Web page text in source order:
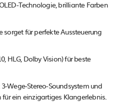
Technologie, brilliante Farben
für perfekte Aussteuerung
HLG, Dolby Vision) für beste
Wege-Stereo-Soundsystem und
ein einzigartiges Klangerlebnis.